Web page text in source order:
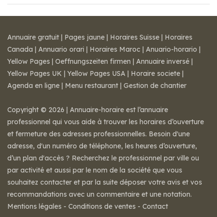
Annuaire gratuit | Pages jaune | Horaires Suisse | Horaires
Canada | Annuario orari | Horaires Maroc | Anuario-horario |
Yellow Pages | Oeffnungszeiten firmen | Annuaire inversé |
Yellow Pages UK | Yellow Pages USA | Horaire societe |
Agenda en ligne | Menu restaurant | Gestion de chantier
Copyright © 2026 | Annuaire-horaire est l’annuaire
professionnel qui vous aide à trouver les horaires d’ouverture
et fermeture des adresses professionnelles. Besoin d'une
adresse, d'un numéro de téléphone, les heures d’ouverture,
d’un plan d'accès ? Recherchez le professionnel par ville ou
par activité et aussi par le nom de la société que vous
souhaitez contacter et par la suite déposer votre avis et vos
recommandations avec un commentaire et une notation.
Mentions légales - Conditions de ventes - Contact